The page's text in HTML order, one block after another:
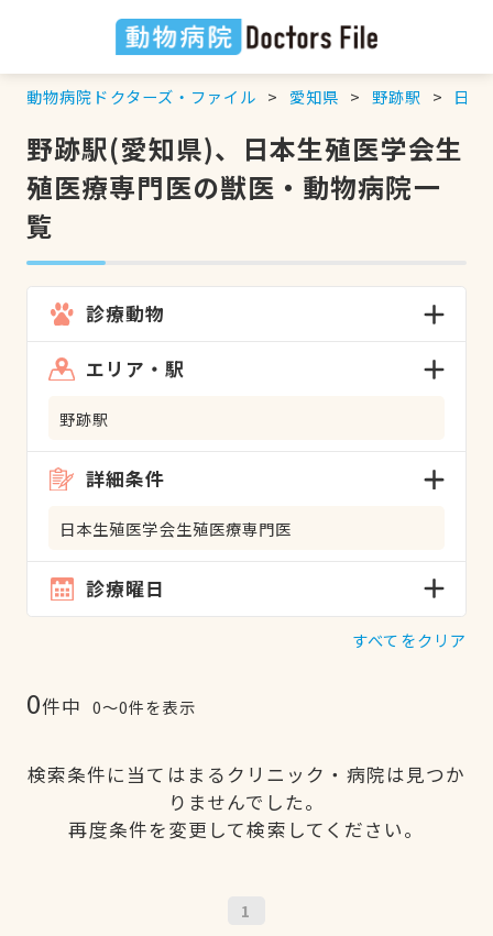
動物病院ドクターズ・ファイル 愛知県 野跡駅 日本
野跡駅(愛知県)、日本生殖医学会生
殖医療専門医の獣医・動物病院一
覧
診療動物
エリア・駅
野跡駅
詳細条件
日本生殖医学会生殖医療専門医
診療曜日
すべてをクリア
0件中 0〜0件を表示
検索条件に当てはまるクリニック・病院は見つか
りませんでした。
再度条件を変更して検索してください。
1